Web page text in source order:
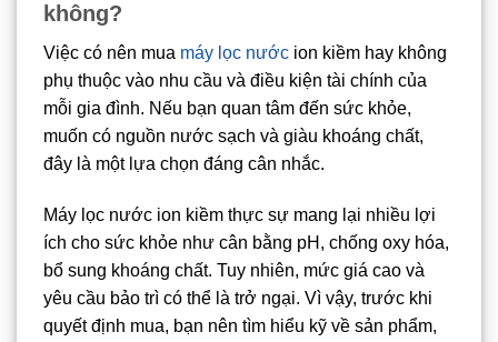
không?
Việc có nên mua máy lọc nước ion kiềm hay không
phụ thuộc vào nhu cầu và điều kiện tài chính của
mỗi gia đình. Nếu bạn quan tâm đến sức khỏe,
muốn có nguồn nước sạch và giàu khoáng chất,
đây là một lựa chọn đáng cân nhắc.
Máy lọc nước ion kiềm thực sự mang lại nhiều lợi
ích cho sức khỏe như cân bằng pH, chống oxy hóa,
bổ sung khoáng chất. Tuy nhiên, mức giá cao và
yêu cầu bảo trì có thể là trở ngại. Vì vậy, trước khi
quyết định mua, bạn nên tìm hiểu kỹ về sản phẩm,